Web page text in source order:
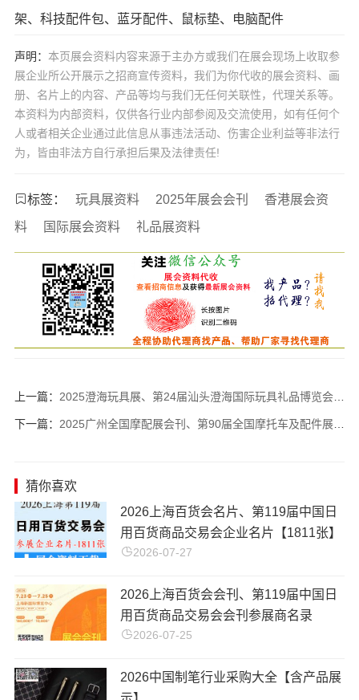
架、科技配件包、蓝牙配件、鼠标垫、电脑配件
声明： 本页展会资料内容来源于主办方或我们在展会现场上收取参
展企业所公开展示之招商宣传资料，我们为你代收的展会资料、画
册、名片上的内容、产品等均与我们无任何关联性，代理关系等。
本资料为内部资料，仅供各行业内部参阅及交流使用，如有任何个
人或者相关企业通过此信息从事违法活动、伤害企业利益等非法行
为，皆由非法方自行承担后果及法律责任!
标签： 玩具展资料 2025年展会会刊
香港展会资
料
国际展会资料 礼品展资料
上一篇： 2025澄海玩具展、第24届汕头澄海国际玩具礼品博览会【含产品展示】
下一篇： 2025广州全国摩配展会刊、第90届全国摩托车及配件展示交易会参展商名录_全国摩配会
猜你喜欢
2026上海百货会名片、第119届中国日
用百货商品交易会企业名片【1811张】
2026-07-27
2026上海百货会会刊、第119届中国日
用百货商品交易会会刊参展商名录
2026-07-25
2026中国制笔行业采购大全【含产品展